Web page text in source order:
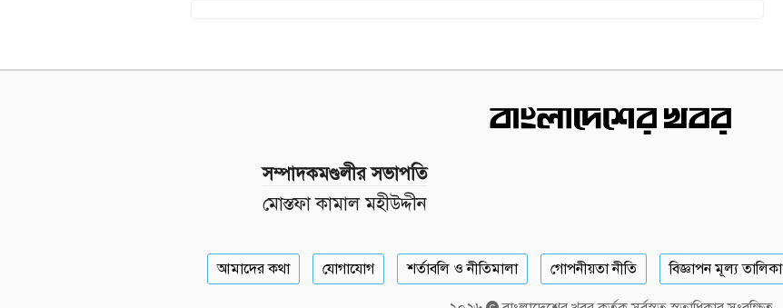
সম্পাদকমণ্ডলীর সভাপতি
মোস্তফা কামাল মহীউদ্দীন
আমাদের কথা যোগাযোগ শর্তাবলি ও নীতিমালা গোপনীয়তা নীতি বিজ্ঞাপন মূল্য তালিকা